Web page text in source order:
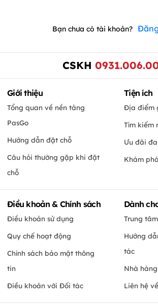
Bạn chưa có tài khoản?
CSKH
Giới thiệu
Tổng quan về nền tảng
PasGo
Hướng dẫn đặt chỗ
Câu hỏi thường gặp khi đặt
chỗ
Tiện ích
Địa điểm
Tìm kiếm
Ưu đãi
Khám
Điều khoản & Chính sách
Điều khoản sử dụng
Quy chế hoạt động
Chính sách bảo mật thông
tin
Điều khoản với Đối tác
Dành
Trung
Hướng
tác
Nhà
Liên hệ